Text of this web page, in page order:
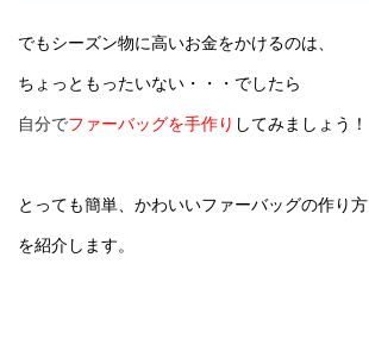
でもシーズン物に高いお金をかけるのは、
ちょっともったいない・・・でしたら
自分でファーバッグを手作り してみましょう！
とっても簡単、かわいいファーバッグの作り方
を紹介します。